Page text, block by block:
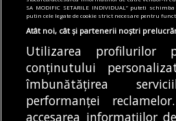
Biletele pentru
puse deja în vânzare
Știri
ILFOV | Noi
pentru câinii cu
SA MODIFIC SETARILE INDIVIDUAL” puteti
putin cele legate de cookie strict necesare pentru
Atât noi, cât și partenerii noștri
Utilizarea profilurilor
conținutului
îmbunătățirea
performanței
accesarea informațiilor